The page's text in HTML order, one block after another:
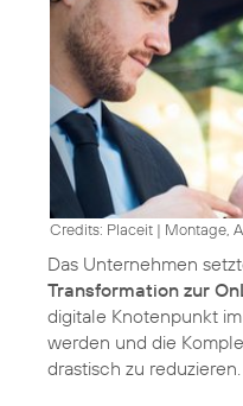
Credits: Placeit | Montage,
Das Unternehmen
Transformation zur
digitale Knotenpunkt
werden und die
drastisch zu reduzieren.